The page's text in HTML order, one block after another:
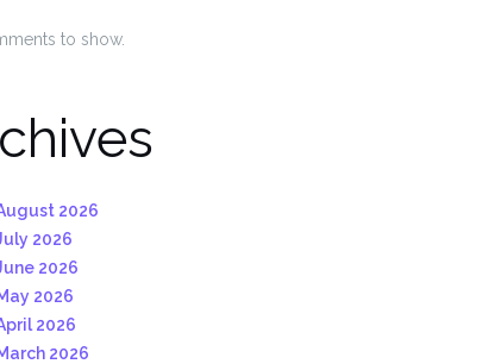
to show.
2026
2026
2026
2026
2026
2026